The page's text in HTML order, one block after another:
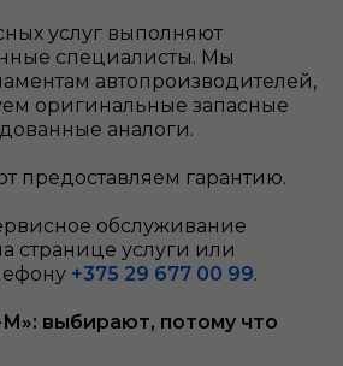
услуг выполняют
специалисты. Мы
автопроизводителей,
оригинальные запасные
аналоги.
предоставляем гарантию.
обслуживание
странице услуги или
+375 29 677 00 99.
выбирают, потому что